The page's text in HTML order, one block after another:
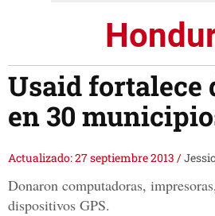
Usaid fortalece
en 30
Actualizado: 27 septiembre 2013 /
Donaron computadoras,
dispositivos GPS.